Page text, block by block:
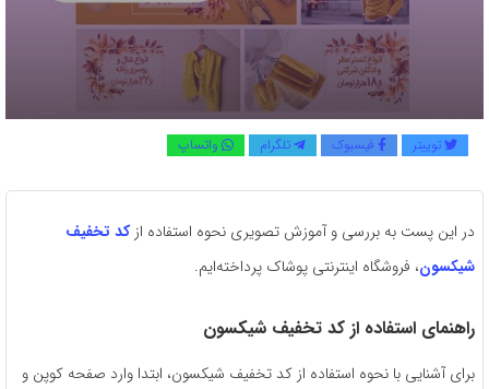
توییتر فیسبوک تلگرام واتساپ
در این پست به بررسی و آموزش تصویری نحوه استفاده ازکد تخفیف
شیکسون، فروشگاه اینترنتی پوشاک پرداخته‌ایم.
راهنمای استفاده از کد تخفیف شیکسون
برای آشنایی با نحوه استفاده از کد تخفیف شیکسون، ابتدا وارد صفحه کوپن و